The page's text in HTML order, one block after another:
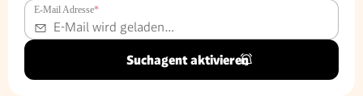
E-Mail Adresse*
Suchagent aktivieren